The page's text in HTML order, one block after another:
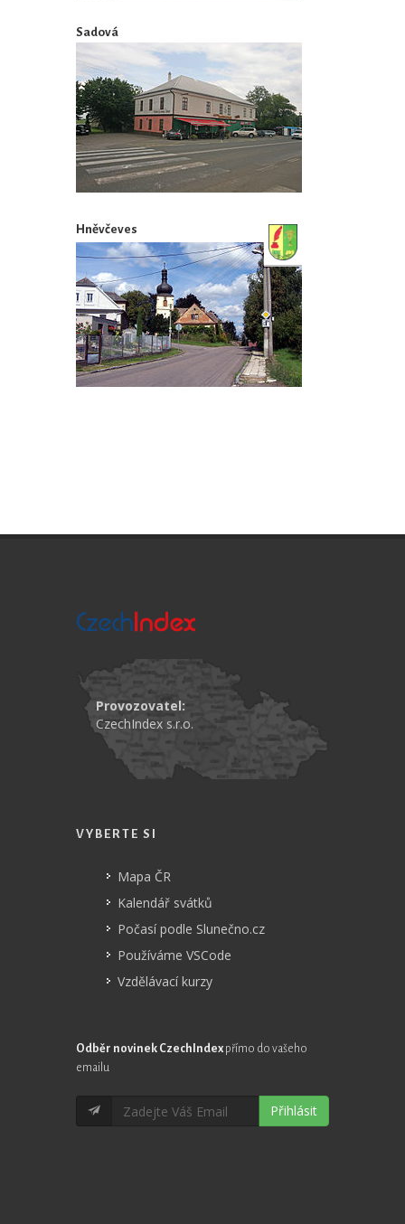
Sadová
Hněvčeves
Provozovatel:
CzechIndex s.r.o.
VYBERTE SI
Mapa ČR
Kalendář svátků
Počasí podle Slunečno.cz
Používáme VSCode
Vzdělávací kurzy
Odběr novinek CzechIndex přímo do vašeho
emailu
Přihlásit